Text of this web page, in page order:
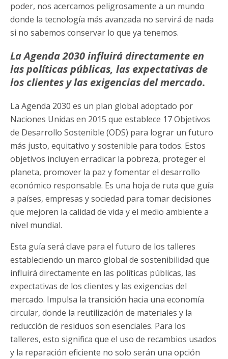
poder, nos acercamos peligrosamente a un mundo
donde la tecnología más avanzada no servirá de nada
si no sabemos conservar lo que ya tenemos.
La Agenda 2030 influirá directamente en
las políticas públicas, las expectativas de
los clientes y las exigencias del mercado.
La Agenda 2030 es un plan global adoptado por
Naciones Unidas en 2015 que establece 17 Objetivos
de Desarrollo Sostenible (ODS) para lograr un futuro
más justo, equitativo y sostenible para todos. Estos
objetivos incluyen erradicar la pobreza, proteger el
planeta, promover la paz y fomentar el desarrollo
económico responsable. Es una hoja de ruta que guía
a países, empresas y sociedad para tomar decisiones
que mejoren la calidad de vida y el medio ambiente a
nivel mundial.
Esta guía será clave para el futuro de los talleres
estableciendo un marco global de sostenibilidad que
influirá directamente en las políticas públicas, las
expectativas de los clientes y las exigencias del
mercado. Impulsa la transición hacia una economía
circular, donde la reutilización de materiales y la
reducción de residuos son esenciales. Para los
talleres, esto significa que el uso de recambios usados
y la reparación eficiente no solo serán una opción